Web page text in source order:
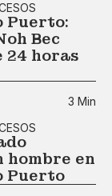
Puerto:
Bec
24 horas
3 Min
hombre en
Puerto